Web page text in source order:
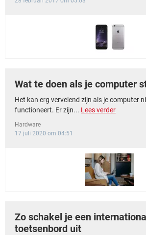
Wat te doen als je computer
Het kan erg vervelend zijn als je computer
functioneert. Er zijn... Lees verder
Hardware
17 juli 2020 om 04:51
Zo schakel je een
toetsenbord uit